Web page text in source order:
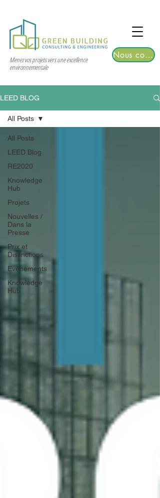
2026 | Registrations are now open!
Menez vos projets vers une excellence
environnementale
Nous contacter
LEED BLOG
All Posts
LEED Blog
RE2020
Knowledge
Hub
Projets
Nouvelles /
Dans la
Presse
Prix et
Distinctions
Evènements
Knowledge
Hub
All Posts